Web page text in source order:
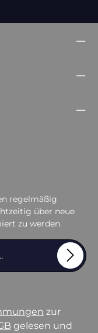
regelmäßig
über neue
zu werden.
zur
gelesen und